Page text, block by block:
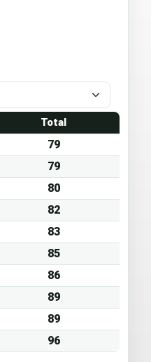
Total
79
79
80
82
83
85
86
89
89
96